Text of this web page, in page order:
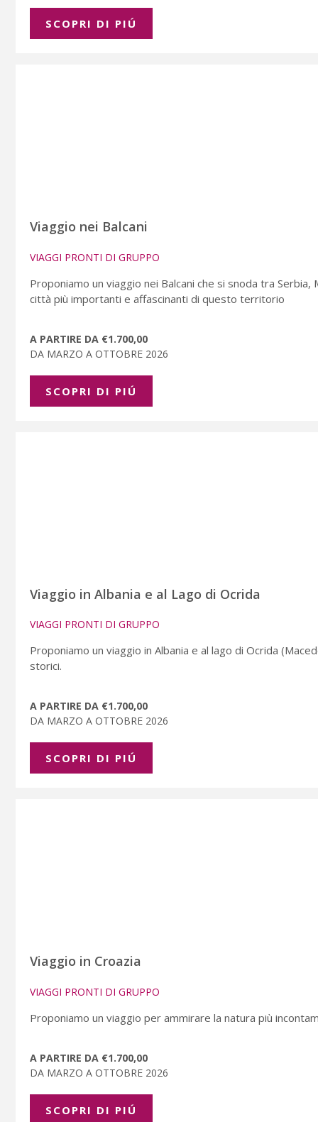
SCOPRI DI PIÚ
Viaggio nei Balcani
VIAGGI PRONTI DI GRUPPO
Proponiamo un viaggio nei Balcani che si snoda tra
città più importanti e affascinanti di questo territorio
A PARTIRE DA €1.700,00
DA MARZO A OTTOBRE 2026
SCOPRI DI PIÚ
Viaggio in Albania e al Lago di Ocrida
VIAGGI PRONTI DI GRUPPO
Proponiamo un viaggio in Albania e al lago di Ocrida
storici.
A PARTIRE DA €1.700,00
DA MARZO A OTTOBRE 2026
SCOPRI DI PIÚ
Viaggio in Croazia
VIAGGI PRONTI DI GRUPPO
Proponiamo un viaggio per ammirare la natura più
A PARTIRE DA €1.700,00
DA MARZO A OTTOBRE 2026
SCOPRI DI PIÚ